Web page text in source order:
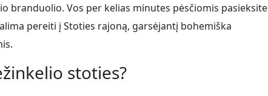
branduolio. Vos per kelias minutes pėsčiomis pasieksite
pereiti į Stoties rajoną, garsėjantį bohemiška
stoties?